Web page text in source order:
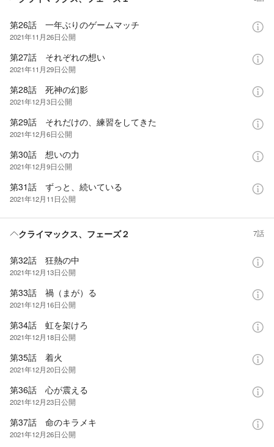
第26話 一年ぶりのゲームマッチ
2021年11月26日公開
第27話 それぞれの想い
2021年11月29日公開
第28話 死神の幻影
2021年12月3日公開
第29話 それだけの、練習をしてきた
2021年12月6日公開
第30話 想いの力
2021年12月9日公開
第31話 ずっと、続いている
2021年12月11日公開
クライマックス、フェーズ２ 7話
第32話 狂熱の中
2021年12月13日公開
第33話 禍（まが）る
2021年12月16日公開
第34話 虹を架けろ
2021年12月18日公開
第35話 着火
2021年12月20日公開
第36話 心が震える
2021年12月23日公開
第37話 命のキラメキ
2021年12月26日公開